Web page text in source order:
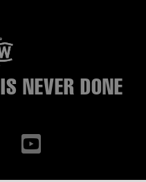
IS NEVER DONE
